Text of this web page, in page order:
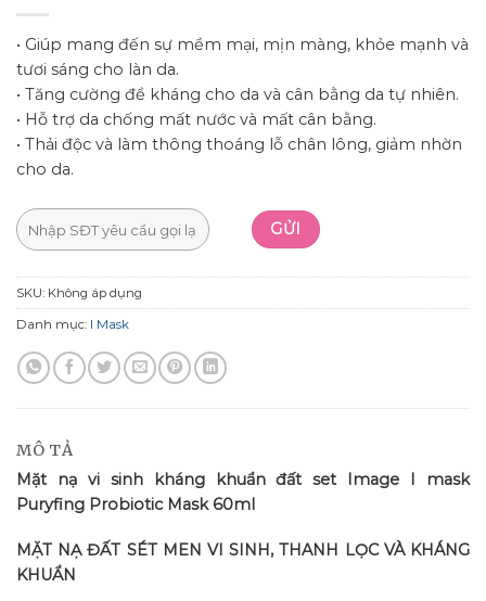
• Giúp mang đến sự mềm mại, mịn màng, khỏe mạnh và
tươi sáng cho làn da.
• Tăng cường đề kháng cho da và cân bằng da tự nhiên.
• Hỗ trợ da chống mất nước và mất cân bằng.
• Thải độc và làm thông thoáng lỗ chân lông, giảm nhờn
cho da.
SKU: Không áp dụng
Danh mục: I Mask
MÔ TẢ
Mặt nạ vi sinh kháng khuẩn đất set Image I mask
Puryfing Probiotic Mask 60ml
MẶT NẠ ĐẤT SÉT MEN VI SINH, THANH LỌC VÀ KHÁNG
KHUẨN